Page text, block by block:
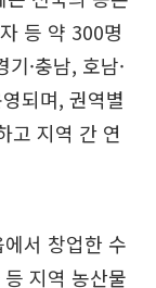
등 약 300명
·충남, 호남·
되며, 권역별
고 지역 간 연
서 창업한 수
지역 농산물